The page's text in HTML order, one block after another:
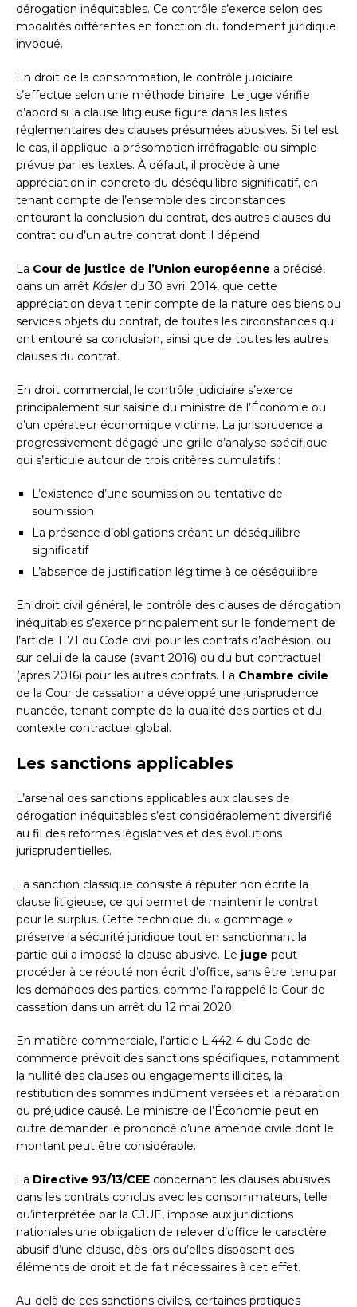
dérogation inéquitables. Ce contrôle s’exerce selon des
modalités différentes en fonction du fondement juridique
invoqué.
En droit de la consommation, le contrôle judiciaire
s’effectue selon une méthode binaire. Le juge vérifie
d’abord si la clause litigieuse figure dans les listes
réglementaires des clauses présumées abusives. Si tel est
le cas, il applique la présomption irréfragable ou simple
prévue par les textes. À défaut, il procède à une
appréciation in concreto du déséquilibre significatif, en
tenant compte de l’ensemble des circonstances
entourant la conclusion du contrat, des autres clauses du
contrat ou d’un autre contrat dont il dépend.
La Cour de justice de l’Union européenne a précisé,
dans un arrêt Kásler du 30 avril 2014, que cette
appréciation devait tenir compte de la nature des biens ou
services objets du contrat, de toutes les circonstances qui
ont entouré sa conclusion, ainsi que de toutes les autres
clauses du contrat.
En droit commercial, le contrôle judiciaire s’exerce
principalement sur saisine du ministre de l’Économie ou
d’un opérateur économique victime. La jurisprudence a
progressivement dégagé une grille d’analyse spécifique
qui s’articule autour de trois critères cumulatifs :
L’existence d’une soumission ou tentative de
soumission
La présence d’obligations créant un déséquilibre
significatif
L’absence de justification légitime à ce déséquilibre
En droit civil général, le contrôle des clauses de dérogation
inéquitables s’exerce principalement sur le fondement de
l’article 1171 du Code civil pour les contrats d’adhésion, ou
sur celui de la cause (avant 2016) ou du but contractuel
(après 2016) pour les autres contrats. La Chambre civile
de la Cour de cassation a développé une jurisprudence
nuancée, tenant compte de la qualité des parties et du
contexte contractuel global.
Les sanctions applicables
L’arsenal des sanctions applicables aux clauses de
dérogation inéquitables s’est considérablement diversifié
au fil des réformes législatives et des évolutions
jurisprudentielles.
La sanction classique consiste à réputer non écrite la
clause litigieuse, ce qui permet de maintenir le contrat
pour le surplus. Cette technique du « gommage »
préserve la sécurité juridique tout en sanctionnant la
partie qui a imposé la clause abusive. Le juge peut
procéder à ce réputé non écrit d’office, sans être tenu par
les demandes des parties, comme l’a rappelé la Cour de
cassation dans un arrêt du 12 mai 2020.
En matière commerciale, l’article L.442-4 du Code de
commerce prévoit des sanctions spécifiques, notamment
la nullité des clauses ou engagements illicites, la
restitution des sommes indûment versées et la réparation
du préjudice causé. Le ministre de l’Économie peut en
outre demander le prononcé d’une amende civile dont le
montant peut être considérable.
La Directive 93/13/CEE concernant les clauses abusives
dans les contrats conclus avec les consommateurs, telle
qu’interprétée par la CJUE, impose aux juridictions
nationales une obligation de relever d’office le caractère
abusif d’une clause, dès lors qu’elles disposent des
éléments de droit et de fait nécessaires à cet effet.
Au-delà de ces sanctions civiles, certaines pratiques